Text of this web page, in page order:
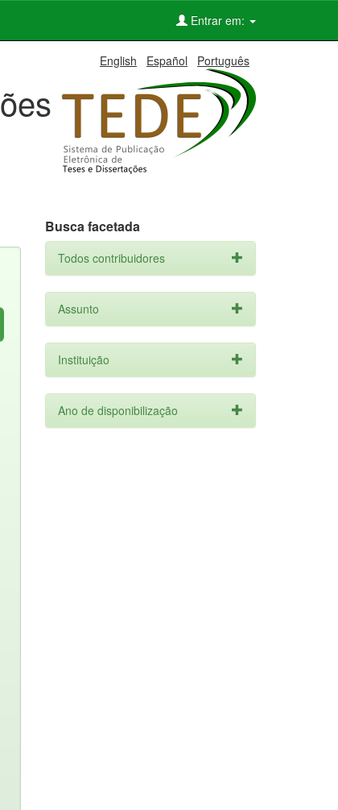
Entrar em:
English Español Português
Busca facetada
Todos contribuidores
Assunto
Instituição
Ano de disponibilização